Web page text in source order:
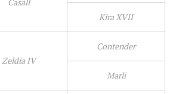
Kira XVII
Zeldia IV
Contender
Marli